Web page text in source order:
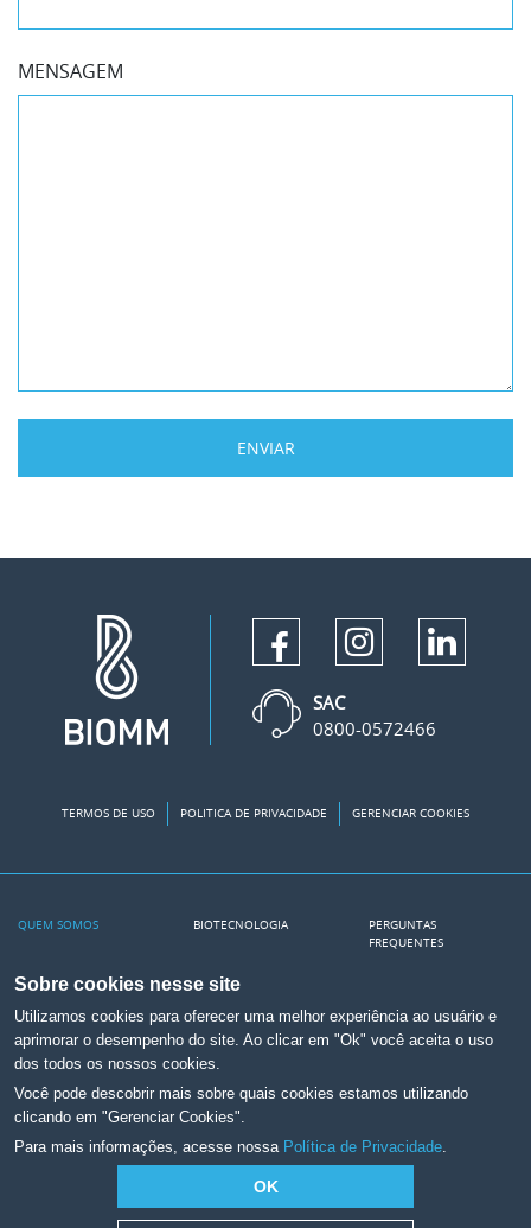
MENSAGEM
ENVIAR
SAC
0800-0572466
TERMOS DE USO POLITICA DE PRIVACIDADE GERENCIAR COOKIES
QUEM SOMOS
A Biomm
Transparência Salarial
BIOTECNOLOGIA
INSULINA NO SUS
NA MÍDIA
PERGUNTAS
FREQUENTES
Canal de Ética
Trabalhe na Biomm
Farmacovigilância
Portal Científico
Relações com
Investidores
Sobre cookies nesse site
Utilizamos cookies para oferecer uma melhor experiência ao usuário e
aprimorar o desempenho do site. Ao clicar em "Ok" você aceita o uso
dos todos os nossos cookies.
Você pode descobrir mais sobre quais cookies estamos utilizando
clicando em "Gerenciar Cookies".
Para mais informações, acesse nossa Política de Privacidade.
OK